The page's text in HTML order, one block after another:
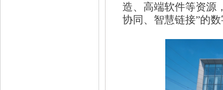
造、高端软件等资源
协同、智慧链接”的